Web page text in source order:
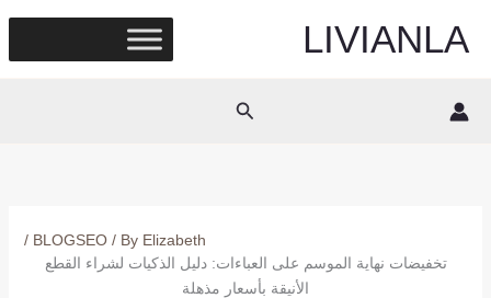
content
LIVIANLA
Search
/ BLOGSEO/ By Elizabeth
تخفيضات نهاية الموسم على العباءات: دليل الذكيات لشراء القطع
الأنيقة بأسعار مذهلة